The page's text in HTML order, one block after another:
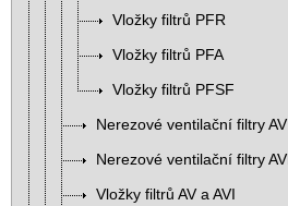
Vložky filtrů PFR
Vložky filtrů PFA
Vložky filtrů PFSF
Nerezové ventilační filtry AV
Nerezové ventilační filtry AVI
Vložky filtrů AV a AVI